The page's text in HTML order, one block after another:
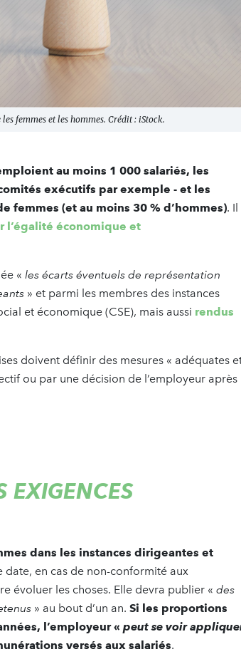
femmes et les hommes. Crédit : iStock.
au moins 1 000 salariés, les
exécutifs par exemple - et les
femmes (et au moins 30 % d’hommes). Il
l’égalité économique et
« les écarts éventuels de représentation
» et parmi les membres des instances
et économique (CSE), mais aussi rendus
doivent définir des mesures « adéquates
ou par une décision de l’employeur après
EXIGENCES
dans les instances dirigeantes et
date, en cas de non-conformité aux
évoluer les choses. Elle devra publier « des
» au bout d’un an. Si les proportions
l’employeur « peut se voir
versés aux salariés.